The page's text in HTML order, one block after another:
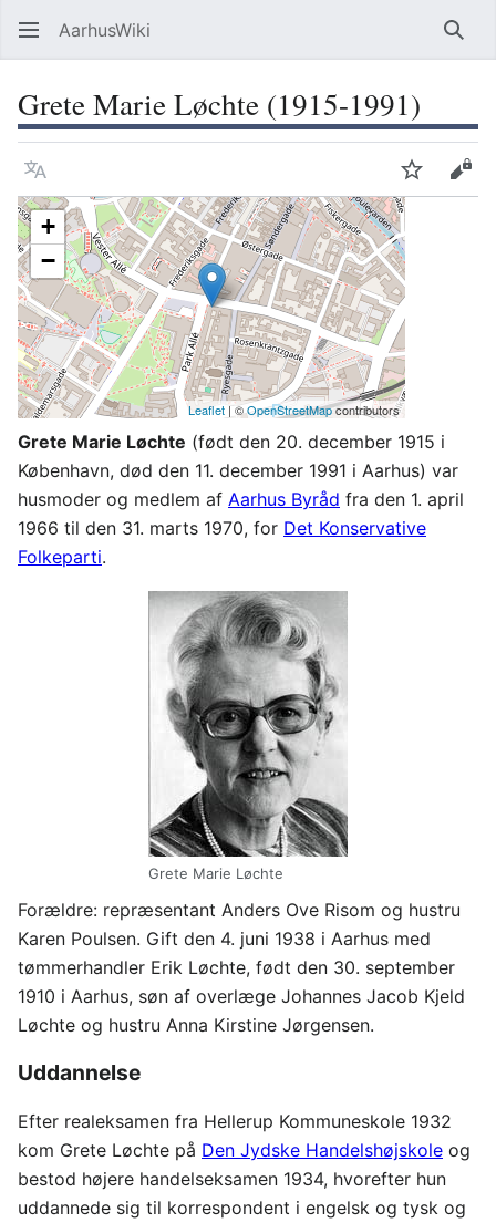
AarhusWiki Søg
Grete Marie Løchte (1915-1991)
Sprog OvervågVis
+
−
Leaflet| ©OpenStreetMapcontributors
Grete Marie Løchte (født den 20. december 1915 i
København, død den 11. december 1991 i Aarhus) var
husmoder og medlem af Aarhus Byråd fra den 1. april
1966 til den 31. marts 1970, for Det Konservative
Folkeparti.
Grete Marie Løchte
Forældre: repræsentant Anders Ove Risom og hustru
Karen Poulsen. Gift den 4. juni 1938 i Aarhus med
tømmerhandler Erik Løchte, født den 30. september
1910 i Aarhus, søn af overlæge Johannes Jacob Kjeld
Løchte og hustru Anna Kirstine Jørgensen.
Uddannelse
Efter realeksamen fra Hellerup Kommuneskole 1932
kom Grete Løchte på Den Jydske Handelshøjskole og
bestod højere handelseksamen 1934, hvorefter hun
uddannede sig til korrespondent i engelsk og tysk og